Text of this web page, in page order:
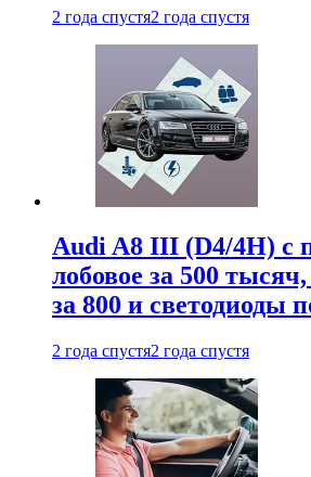
2 года спустя2 года спустя
Audi A8 III (D4/4H) c
лобовое за 500
за 800 и светодиоды
2 года спустя2 года спустя